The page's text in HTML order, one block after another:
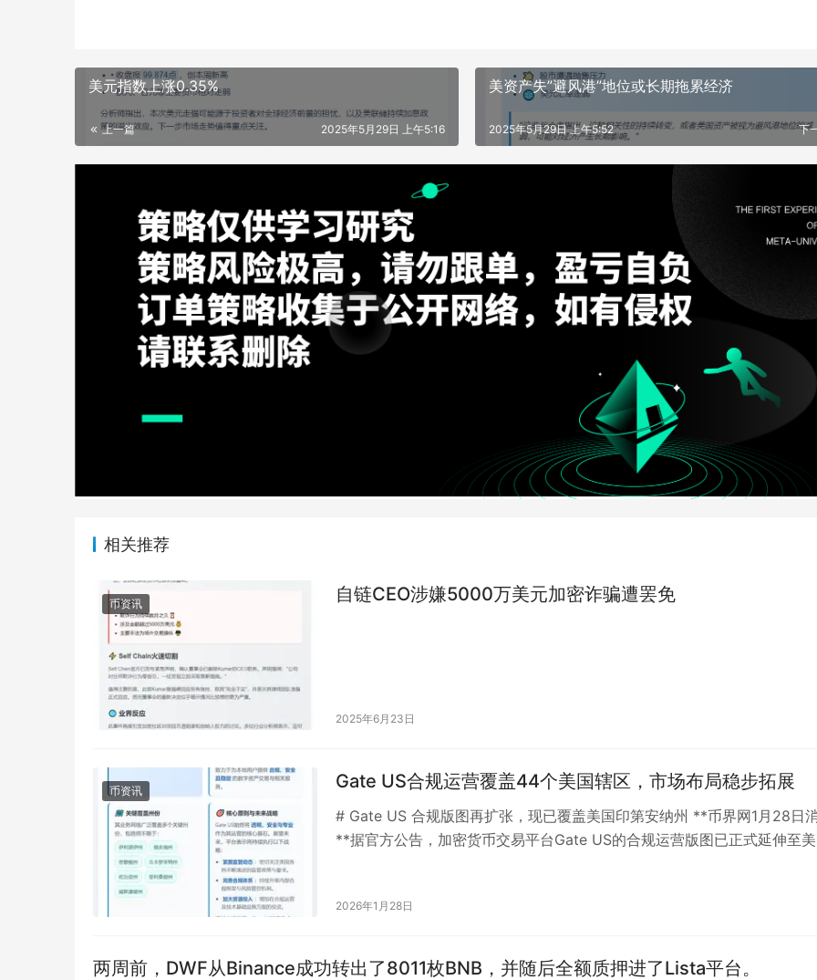
美元指数上涨0.35%
上一篇 2025年5月29日 上午5:16
美资产失”避风港”地位或长期拖累经济
下
2025年5月29日 上午5:52
相关推荐
币资讯 自链CEO涉嫌5000万美元加密诈骗遭罢免
2025年6月23日
币资讯 Gate US合规运营覆盖44个美国辖区，市场布局稳步拓展
# Gate US 合规版图再扩张，现已覆盖美国印第安纳州 **币界网1月28日
**据官方公告，加密货币交易平台Gate US的合规运营版图已正式延伸至
2026年1月28日
两周前，DWF从Binance成功转出了8011枚BNB，并随后全额质押进了Lista平台。